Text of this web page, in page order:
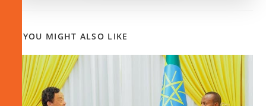
YOU MIGHT ALSO LIKE